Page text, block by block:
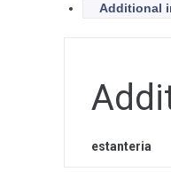
Additional
estanteria